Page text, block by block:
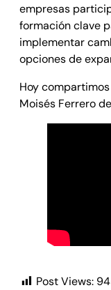
empresas
formación clave
implementar
opciones de
Hoy
Moisés Ferrero
Post Views: